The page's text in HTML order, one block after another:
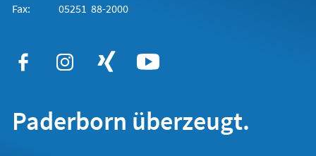
Fax:
05251 88-2000
Paderborn überzeugt.